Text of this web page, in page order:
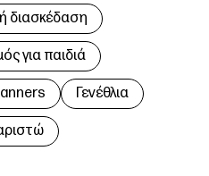
διασκέδαση
για παιδιά
Γενέθλια